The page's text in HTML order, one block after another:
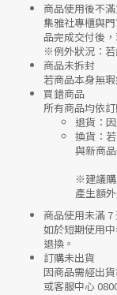
商品使用後不
集雅社專櫃與
品完成交付後
※例外狀況：
商品未拆封
若商品本身無
買錯商品
所有商品均依
退貨 ：
換貨 ：
與新商
※建議
產生額
商品使用未滿 7
如於短期使用
退換。
訂購未出貨
因商品需經出
或客服中心